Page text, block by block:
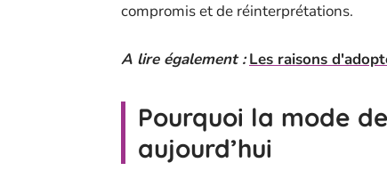
compromis et de réinterprétations.
A lire également : Les raisons
Pourquoi la mode
aujourd’hui